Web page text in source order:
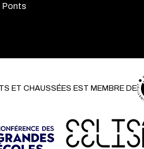
Ponts
ET CHAUSSÉES EST MEMBRE DE